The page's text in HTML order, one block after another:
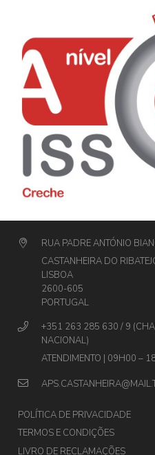
RUA PADRE ANTÓNIO
CASTANHEIRA DO
LISBOA
2600-605
PORTUGAL
+351 263 285 630 / 9
NACIONAL)
ATENDIMENTO | 09H00 –
POLÍTICA DE PRIVACIDADE
TERMOS E CONDIÇÕES
LIVRO DE RECLAMAÇÕES